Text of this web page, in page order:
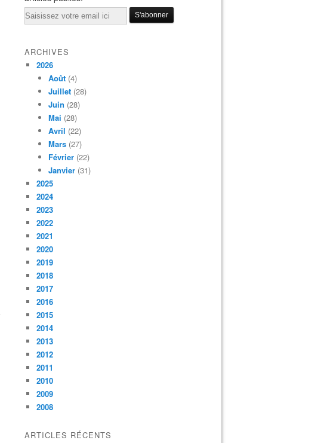
Email
ARCHIVES
2026
Août (4)
Juillet (28)
Juin (28)
Mai (28)
Avril (22)
Mars (27)
Février (22)
Janvier (31)
2025
2024
2023
2022
2021
2020
2019
2018
2017
2016
2015
2014
2013
2012
2011
2010
2009
2008
ARTICLES RÉCENTS